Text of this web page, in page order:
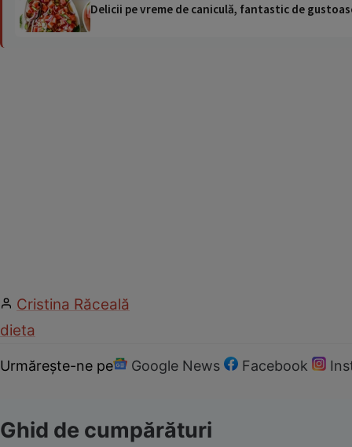
Delicii pe vreme de caniculă, fantastic de
Cristina Răceală
dieta
Urmărește-ne pe Google News Facebook
Ghid de cumpărături